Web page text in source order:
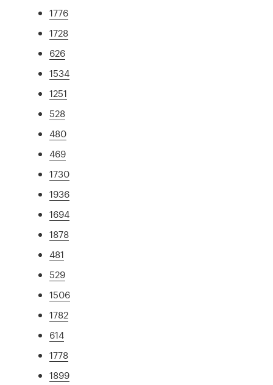
1776
1728
626
1534
1251
528
480
469
1730
1936
1694
1878
481
529
1506
1782
614
1778
1899